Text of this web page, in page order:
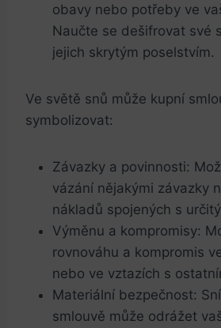
obavy nebo potřeby ve
Naučte se dešifrovat své
jejich skrytým poselstvím.
Ve světě snů může kupní
symbolizovat:
Závazky a povinnosti:
vázání nějakými závazky
nákladů spojených s
Výměnu a kompromisy:
rovnováhu a kompromis
nebo ve vztazích s
Materiální bezpečnost:
smlouvě může odrážet